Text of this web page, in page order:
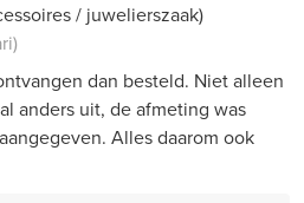
/ juwelierszaak)
dan besteld. Niet alleen
anders uit, de afmeting was
Alles daarom ook